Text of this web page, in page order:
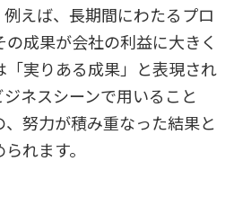
えば、長期間にわたるプロ
成果が会社の利益に大きく
実りある成果」と表現され
ネスシーンで用いること
努力が積み重なった結果と
れます。